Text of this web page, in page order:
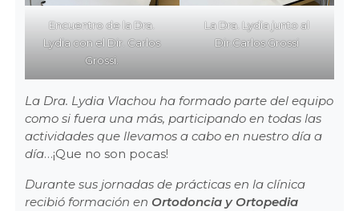
Encuentro de la Dra.
Lydia con el Dir. Carlos
Grossi.
La Dra. Lydia junto al
Dir.Carlos Grossi
La Dra. Lydia Vlachou ha formado parte del equipo
como si fuera una más, participando en todas las
actividades que llevamos a cabo en nuestro día a
día…¡Que no son pocas!
Durante sus jornadas de prácticas en la clínica
recibió formación en Ortodoncia y Ortopedia